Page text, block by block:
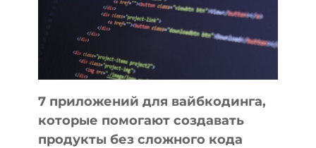
РАБОТЫ
7 приложений для вайбкодинга,
которые помогают создавать
продукты без сложного кода